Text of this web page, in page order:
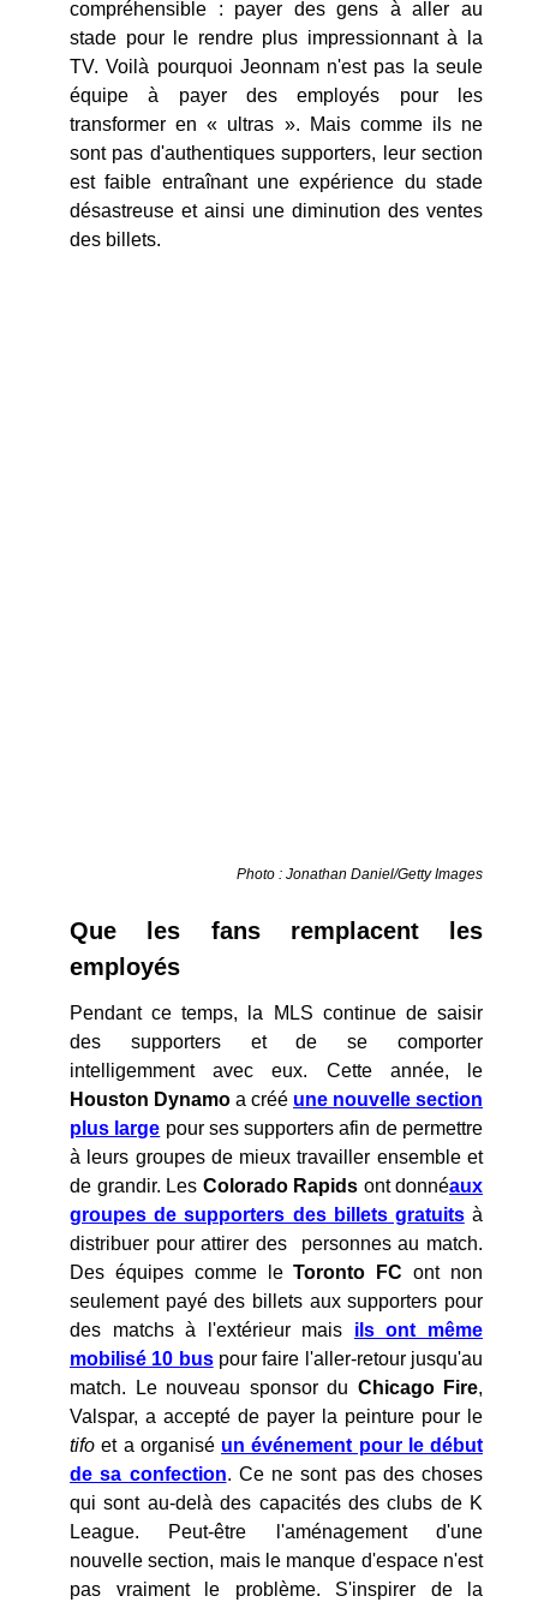
compréhensible : payer des gens à aller au
stade pour le rendre plus impressionnant à la
TV. Voilà pourquoi Jeonnam n'est pas la seule
équipe à payer des employés pour les
transformer en « ultras ». Mais comme ils ne
sont pas d'authentiques supporters, leur section
est faible entraînant une expérience du stade
désastreuse et ainsi une diminution des ventes
des billets.
Photo : Jonathan Daniel/Getty Images
Que les fans remplacent les
employés
Pendant ce temps, la MLS continue de saisir
des supporters et de se comporter
intelligemment avec eux. Cette année, le
Houston Dynamo a créé une nouvelle section
plus large pour ses supporters afin de permettre
à leurs groupes de mieux travailler ensemble et
de grandir. Les Colorado Rapids ont donnéaux
groupes de supporters des billets gratuitsà
distribuer pour attirer des personnes au match.
Des équipes comme leToronto FC ont non
seulement payé des billets aux supporters pour
des matchs à l'extérieur mais ils ont même
mobilisé 10 buspour faire l'aller-retour jusqu'au
match. Le nouveau sponsor du Chicago Fire,
Valspar, a accepté de payer la peinture pour le
tifo et a organisé un événement pour le début
de sa confection. Ce ne sont pas des choses
qui sont au-delà des capacités des clubs de K
League. Peut-être l'aménagement d'une
nouvelle section, mais le manque d'espace n'est
pas vraiment le problème. S'inspirer de la